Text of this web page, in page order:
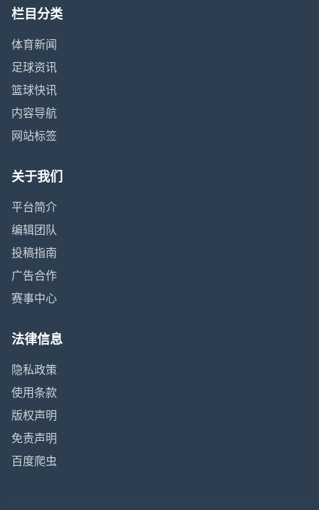
栏目分类
体育新闻
足球资讯
篮球快讯
内容导航
网站标签
关于我们
平台简介
编辑团队
投稿指南
广告合作
赛事中心
法律信息
隐私政策
使用条款
版权声明
免责声明
百度爬虫